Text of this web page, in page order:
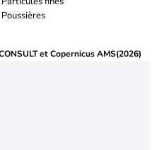
Poussières
et Copernicus AMS(2026)